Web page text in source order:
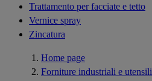
Trattamento per facciate e tetto
Vernice spray
Zincatura
Home page
Forniture industriali e utensili